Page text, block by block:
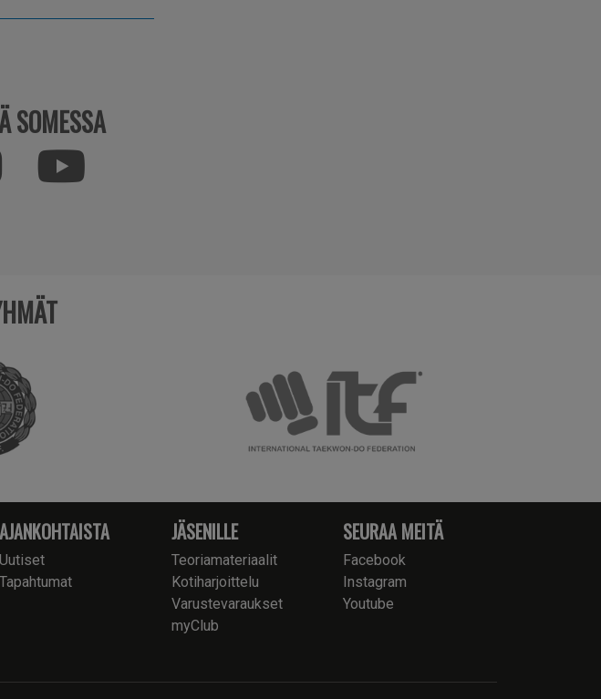
SOMESSA
AJANKOHTAISTA
Uutiset
Tapahtumat
JÄSENILLE
Teoriamateriaalit
Kotiharjoittelu
Varustevaraukset
myClub
SEURAA MEITÄ
Facebook
Instagram
Youtube